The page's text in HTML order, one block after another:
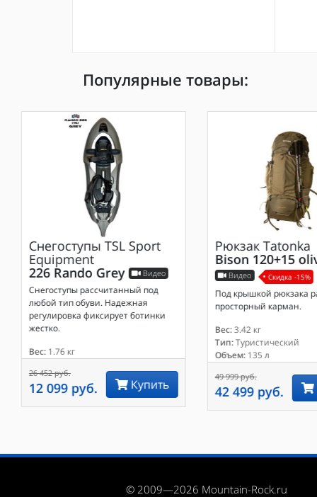
Популярные товары:
Снегоступы TSL Sport
Equipment
226 Rando Grey Видео
Снегоступы рассчитанный под
любой тип обуви. Надежная
регулировка фиксирует ботинки
жестко.
Вес:1.76 кг
26 452 руб.
12 099 руб. Купить
Рюкзак Tatonka
Bison 120+15
Видео Скидка -15%
Под крышкой рюкзака
просторный карман.
Вес:3.42 кг
Тип:Туристический
Объем:135 л
49 999 руб.
42 499 руб.
© 2009—2026 Mountain-Rock.ru